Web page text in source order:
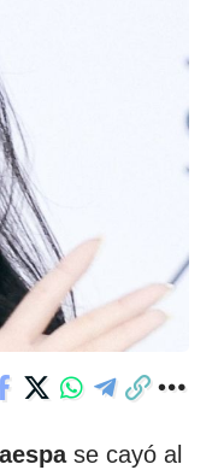
aespase cayó al